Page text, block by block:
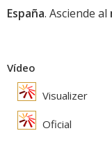
España. Asciende al
Vídeo
Visualizer
Oficial